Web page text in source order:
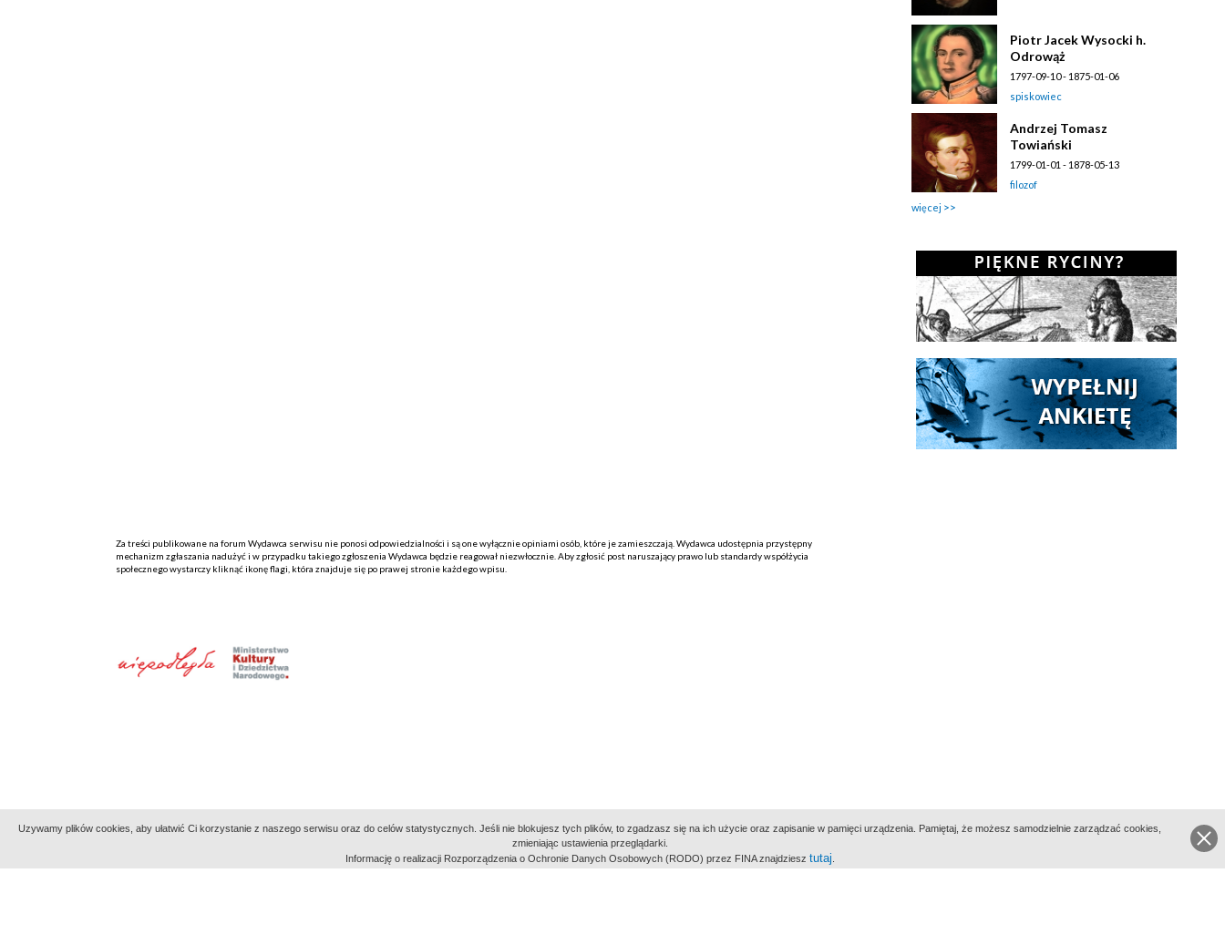
Za treści publikowane na forum Wydawca serwisu nie ponosi odpowiedzialności i są one wyłącznie opiniami osób, które je zamieszczają. Wydawca udostępnia przystępny
mechanizm zgłaszania nadużyć i w przypadku takiego zgłoszenia Wydawca będzie reagował niezwłocznie. Aby zgłosić post naruszający prawo lub standardy współżycia
społecznego wystarczy kliknąć ikonę flagi, która znajduje się po prawej stronie każdego wpisu.
Piotr Jacek Wysocki h.
Odrowąż
1797-09-10 - 1875-01-06
spiskowiec
Andrzej Tomasz
Towiański
1799-01-01 - 1878-05-13
filozof
więcej
Indeksy: aktywności alfabetyczny tematyczny miejsc
Uzywamy plików cookies, aby ułatwić Ci korzystanie z naszego serwisu oraz do celów statystycznych. Jeśli nie blokujesz tych plików, to zgadzasz się na ich użycie oraz zapisanie w pamięci urządzenia. Pamiętaj, że możesz samodzielnie zarządzać cookies,
zmieniając ustawienia przeglądarki.
Informację o realizacji Rozporządzenia o Ochronie Danych Osobowych (RODO) przez FINA znajdziesz tutaj